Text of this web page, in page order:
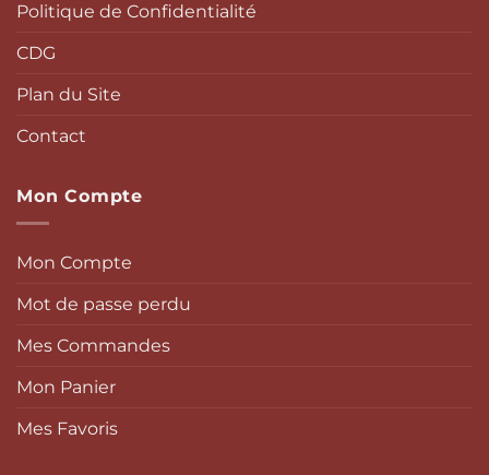
Politique de Confidentialité
CDG
Plan du Site
Contact
Mon Compte
Mon Compte
Mot de passe perdu
Mes Commandes
Mon Panier
Mes Favoris